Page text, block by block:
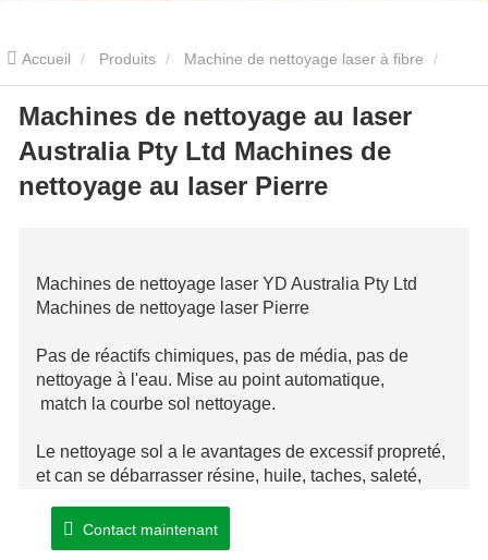
Accueil Produits Machine de nettoyage laser à fibre
Machines de nettoyage au laser Australia Pty Ltd Machines de
nettoyage au laser Pierre
Machines de nettoyage au laser
Australia Pty Ltd Machines de
nettoyage au laser Pierre
Machines de nettoyage laser YD Australia Pty Ltd
Machines de nettoyage laser Pierre
Pas de réactifs chimiques, pas de média, pas de
nettoyage à l'eau. Mise au point automatique,
match la courbe sol nettoyage.
Le nettoyage sol a le avantages de excessifpropreté,
et can se débarrasser résine, huile, taches, saleté,
Contact maintenant